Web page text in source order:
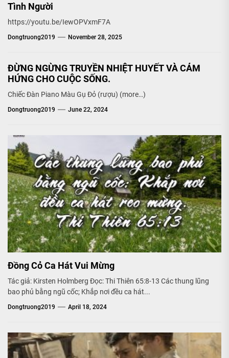
Tình Người
https://youtu.be/IewOPVxmF7A
Dongtruong2019 November 28, 2025
ĐỪNG NGỪNG TRUYỀN NHIỆT HUYẾT VÀ CẢM
HỨNG CHO CUỘC SỐNG.
Chiếc Đàn Piano Màu Gụ Đỏ (rượu) (more…)
Dongtruong2019 June 22, 2024
Đồng Cỏ Ca Hát Vui Mừng
Tác giả: Kirsten Holmberg Đọc: Thi Thiên 65:8-13 Các thung lũng
bao phủ bằng ngũ cốc; Khắp nơi đều ca hát...
Dongtruong2019 April 18, 2024